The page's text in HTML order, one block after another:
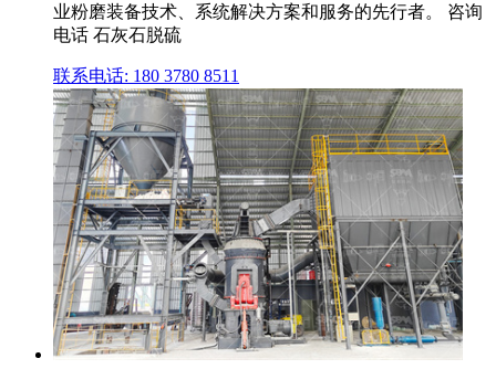
业粉磨装备技术、系统解决方案和服务的先行者。 咨询
电话 石灰石脱硫
联系电话: 180 3780 8511